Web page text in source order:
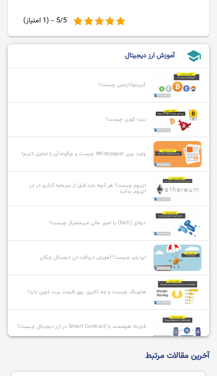
5/5 - (1 امتیاز)
school آموزش ارز دیجیتال
کریپتوکارنسی چیست؟
بیت کوین چیست؟
وایت پیپر Whitepaper چیست و چگونه آن را تحلیل کنیم؟
اتریوم چیست؟ هر آنچه باید قبل از سرمایه گذاری در ارز
اتریوم بدانید
دیفای (Defi) یا امور مالی غیرمتمرکز چیست؟
ایردراپ چیست؟ آموزش دریافت ارز دیجیتال رایگان
هاوینگ چیست و چه تاثیری روی قیمت بیت کوین دارد؟
قرارداد هوشمند یا Smart Contract در ارز دیجیتال چیست؟
آخرین مقالات مرتبط